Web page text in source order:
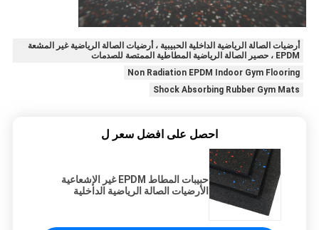
أرضيات الصالة الرياضية الداخلية الحبيبية ، أرضيات الصالة الرياضية غير المشعة
EPDM ، حصير الصالة الرياضية المطاطية الممتصة للصدمات
Non Radiation EPDM Indoor Gym Flooring
Shock Absorbing Rubber Gym Mats
احصل على افضل سعر ل
حبيبات المطاط EPDM غير الإشعاعية
الأرضيات الصالة الرياضية الداخلية
امتصاص الصدمات